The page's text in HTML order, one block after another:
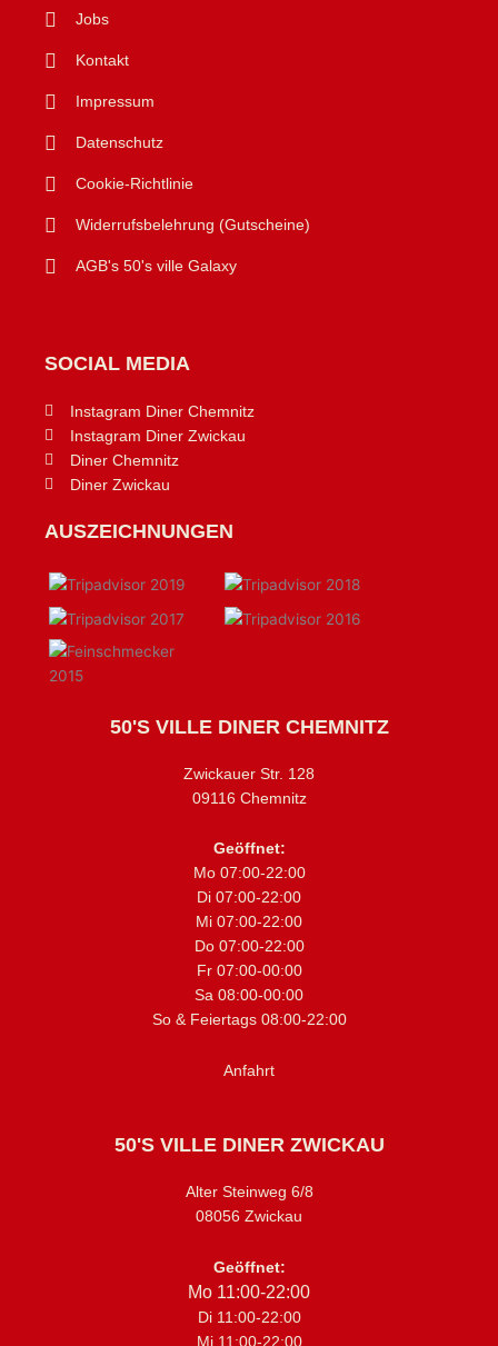
Jobs
Kontakt
Impressum
Datenschutz
Cookie-Richtlinie
Widerrufsbelehrung (Gutscheine)
AGB's 50's ville Galaxy
SOCIAL MEDIA
Instagram Diner Chemnitz
Instagram Diner Zwickau
Diner Chemnitz
Diner Zwickau
AUSZEICHNUNGEN
50'S VILLE DINER CHEMNITZ
Zwickauer Str. 128
09116 Chemnitz
Geöffnet:
Mo 07:00-22:00
Di 07:00-22:00
Mi 07:00-22:00
Do 07:00-22:00
Fr 07:00-00:00
Sa 08:00-00:00
So & Feiertags 08:00-22:00
Anfahrt
50'S VILLE DINER ZWICKAU
Alter Steinweg 6/8
08056 Zwickau
Geöffnet:
Mo 11:00-22:00
Di 11:00-22:00
Mi 11:00-22:00